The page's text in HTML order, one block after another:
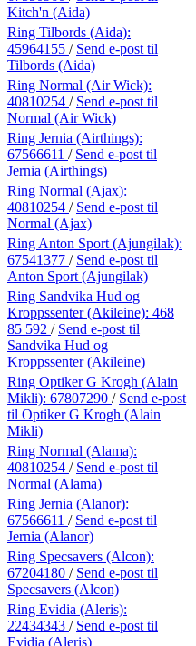
Kitch'n (Aida)
Ring Tilbords (Aida):
45964155 / Send e-post til
Tilbords (Aida)
Ring Normal (Air Wick):
40810254 / Send e-post til
Normal (Air Wick)
Ring Jernia (Airthings):
67566611 / Send e-post til
Jernia (Airthings)
Ring Normal (Ajax):
40810254 / Send e-post til
Normal (Ajax)
Ring Anton Sport (Ajungilak):
67541377 / Send e-post til
Anton Sport (Ajungilak)
Ring Sandvika Hud og
Kroppssenter (Akileine): 468
85 592 / Send e-post til
Sandvika Hud og
Kroppssenter (Akileine)
Ring Optiker G Krogh (Alain
Mikli): 67807290 / Send e-post
til Optiker G Krogh (Alain
Mikli)
Ring Normal (Alama):
40810254 / Send e-post til
Normal (Alama)
Ring Jernia (Alanor):
67566611 / Send e-post til
Jernia (Alanor)
Ring Specsavers (Alcon):
67204180 / Send e-post til
Specsavers (Alcon)
Ring Evidia (Aleris):
22434343 / Send e-post til
Evidia (Aleris)